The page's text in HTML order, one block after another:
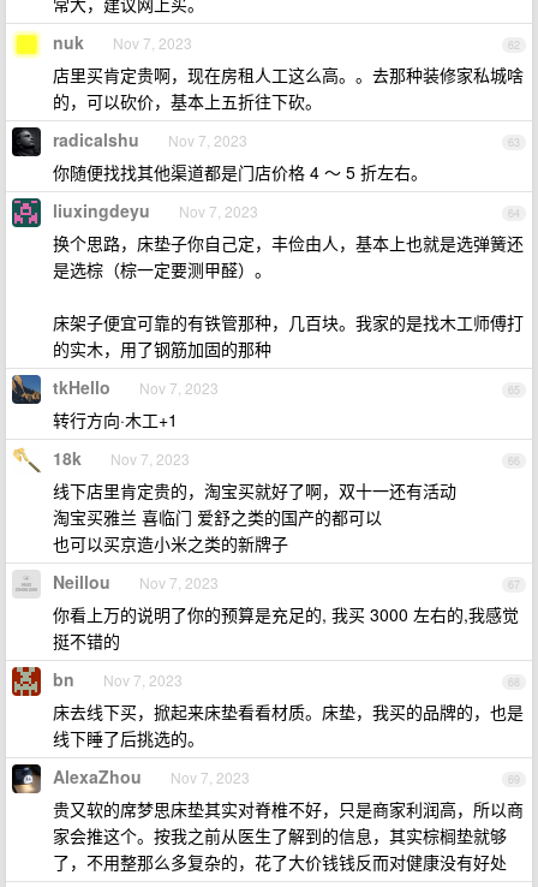
62
nuk Nov 7, 2023
店里买肯定贵啊，现在房租人工这么高。。去那种装修家私城啥
的，可以砍价，基本上五折往下砍。
63
radicalshu Nov 7, 2023
你随便找找其他渠道都是门店价格 4 ～ 5 折左右。
64
liuxingdeyu Nov 7, 2023
换个思路，床垫子你自己定，丰俭由人，基本上也就是选弹簧还
是选棕（棕一定要测甲醛）。
床架子便宜可靠的有铁管那种，几百块。我家的是找木工师傅打
的实木，用了钢筋加固的那种
65
tkHello Nov 7, 2023
转行方向·木工+1
66
18k Nov 7, 2023
线下店里肯定贵的，淘宝买就好了啊，双十一还有活动
淘宝买雅兰 喜临门 爱舒之类的国产的都可以
也可以买京造小米之类的新牌子
67
Neillou Nov 7, 2023
你看上万的说明了你的预算是充足的, 我买 3000 左右的,我感觉
挺不错的
68
bn Nov 7, 2023
床去线下买，掀起来床垫看看材质。床垫，我买的品牌的，也是
线下睡了后挑选的。
69
AlexaZhou Nov 7, 2023
贵又软的席梦思床垫其实对脊椎不好，只是商家利润高，所以商
家会推这个。按我之前从医生了解到的信息，其实棕榈垫就够
了，不用整那么多复杂的，花了大价钱钱反而对健康没有好处